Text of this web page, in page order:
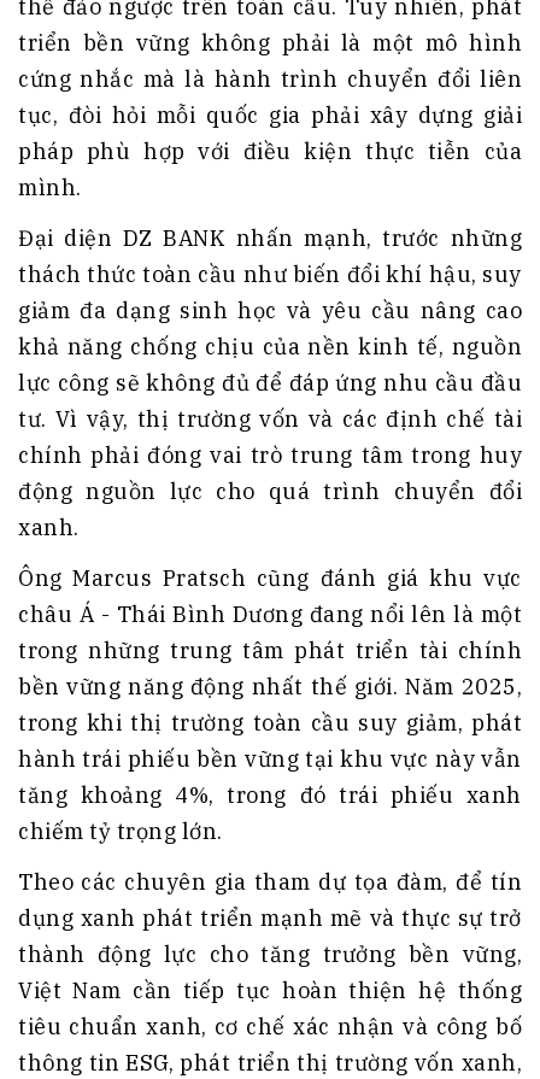
thể đảo ngược trên toàn cầu. Tuy nhiên, phát
triển bền vững không phải là một mô hình
cứng nhắc mà là hành trình chuyển đổi liên
tục, đòi hỏi mỗi quốc gia phải xây dựng giải
pháp phù hợp với điều kiện thực tiễn của
mình.
Đại diện DZ BANK nhấn mạnh, trước những
thách thức toàn cầu như biến đổi khí hậu, suy
giảm đa dạng sinh học và yêu cầu nâng cao
khả năng chống chịu của nền kinh tế, nguồn
lực công sẽ không đủ để đáp ứng nhu cầu đầu
tư. Vì vậy, thị trường vốn và các định chế tài
chính phải đóng vai trò trung tâm trong huy
động nguồn lực cho quá trình chuyển đổi
xanh.
Ông Marcus Pratsch cũng đánh giá khu vực
châu Á - Thái Bình Dương đang nổi lên là một
trong những trung tâm phát triển tài chính
bền vững năng động nhất thế giới. Năm 2025,
trong khi thị trường toàn cầu suy giảm, phát
hành trái phiếu bền vững tại khu vực này vẫn
tăng khoảng 4%, trong đó trái phiếu xanh
chiếm tỷ trọng lớn.
Theo các chuyên gia tham dự tọa đàm, để tín
dụng xanh phát triển mạnh mẽ và thực sự trở
thành động lực cho tăng trưởng bền vững,
Việt Nam cần tiếp tục hoàn thiện hệ thống
tiêu chuẩn xanh, cơ chế xác nhận và công bố
thông tin ESG, phát triển thị trường vốn xanh,